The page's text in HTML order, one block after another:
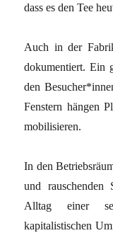
dass es den Tee
Auch in der
dokumentiert. Ein
den
Fenstern hängen
mobilisieren.
In den
und rauschenden
Alltag einer
kapitalistischen